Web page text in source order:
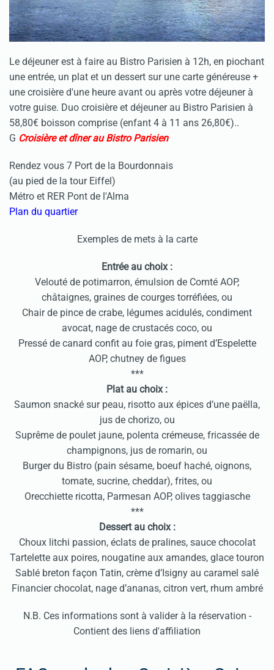
Le déjeuner est à faire au Bistro Parisien à 12h, en piochant
une entrée, un plat et un dessert sur une carte généreuse +
une croisière d'une heure avant ou après votre déjeuner à
votre guise. Duo croisière et déjeuner au Bistro Parisien à
58,80€ boisson comprise (enfant 4 à 11 ans 26,80€)..
G Croisière et dîner au Bistro Parisien
Rendez vous 7 Port de la Bourdonnais
(au pied de la tour Eiffel)
Métro et RER Pont de l'Alma
Plan du quartier
Exemples de mets à la carte
Entrée au choix :
Velouté de potimarron, émulsion de Comté AOP,
châtaignes, graines de courges torréfiées, ou
Chair de pince de crabe, légumes acidulés, condiment
avocat, nage de crustacés coco, ou
Pressé de canard confit au foie gras, piment d’Espelette
AOP, chutney de figues
***
Plat au choix :
Saumon snacké sur peau, risotto aux épices d’une paëlla,
jus de chorizo, ou
Suprême de poulet jaune, polenta crémeuse, fricassée de
champignons, jus de romarin, ou
Burger du Bistro (pain sésame, boeuf haché, oignons,
tomate, sucrine, cheddar), frites, ou
Orecchiette ricotta, Parmesan AOP, olives taggiasche
***
Dessert au choix :
Choux litchi passion, éclats de pralines, sauce chocolat
Tartelette aux poires, nougatine aux amandes, glace touron
Sablé breton façon Tatin, crème d’Isigny au caramel salé
Financier chocolat, nage d’ananas, citron vert, rhum ambré
N.B. Ces informations sont à valider à la réservation -
Contient des liens d'affiliation